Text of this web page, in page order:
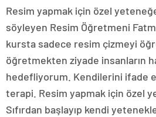
Resim yapmak için özel
söyleyen Resim Öğretmeni
kursta sadece resim çizmeyi
öğretmekten ziyade insanların
hedefliyorum. Kendilerini ifade
terapi. Resim yapmak için özel
Sıfırdan başlayıp kendi